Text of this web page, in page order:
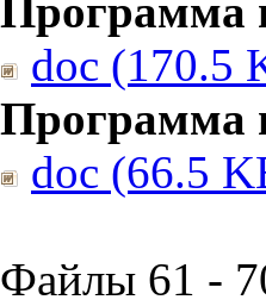
Программа
doc (170.5
Программа
doc (66.5
Файлы 61 -